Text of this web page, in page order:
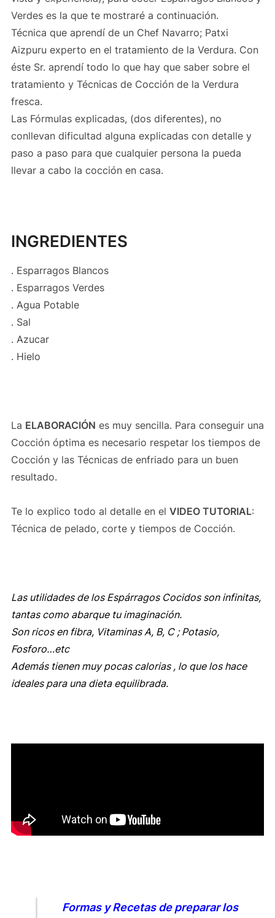
Verdes es la que te mostraré a continuación.
Técnica que aprendí de un Chef Navarro; Patxi
Aizpuru experto en el tratamiento de la Verdura. Con
éste Sr. aprendí todo lo que hay que saber sobre el
tratamiento y Técnicas de Cocción de la Verdura
fresca.
Las Fórmulas explicadas, (dos diferentes), no
conllevan dificultad alguna explicadas con detalle y
paso a paso para que cualquier persona la pueda
llevar a cabo la cocción en casa.
INGREDIENTES
. Esparragos Blancos
. Esparragos Verdes
. Agua Potable
. Sal
. Azucar
. Hielo
La ELABORACIÓN es muy sencilla. Para conseguir una
Cocción óptima es necesario respetar los tiempos de
Cocción y las Técnicas de enfriado para un buen
resultado.
Te lo explico todo al detalle en el VIDEO TUTORIAL:
Técnica de pelado, corte y tiempos de Cocción.
Las utilidades de los Espárragos Cocidos son infinitas,
tantas como abarque tu imaginación.
Son ricos en fibra, Vitaminas A, B, C ; Potasio,
Fosforo…etc
Además tienen muy pocas calorias , lo que los hace
ideales para una dieta equilibrada.
Formas y Recetas de preparar los